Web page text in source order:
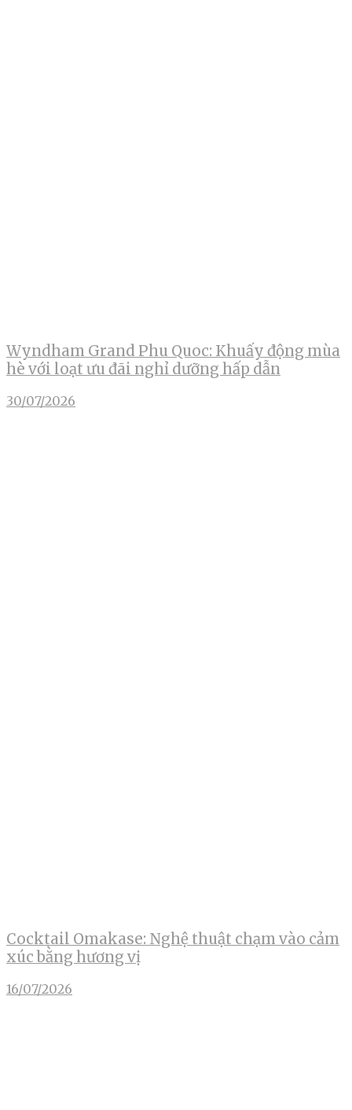
Wyndham Grand Phu Quoc: Khuấy động mùa
hè với loạt ưu đãi nghỉ dưỡng hấp dẫn
30/07/2026
Cocktail Omakase: Nghệ thuật chạm vào cảm
xúc bằng hương vị
16/07/2026